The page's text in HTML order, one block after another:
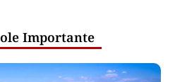
Importante